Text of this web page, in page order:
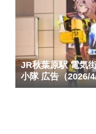
JR秋葉原駅 電気
小隊 広告（2026/